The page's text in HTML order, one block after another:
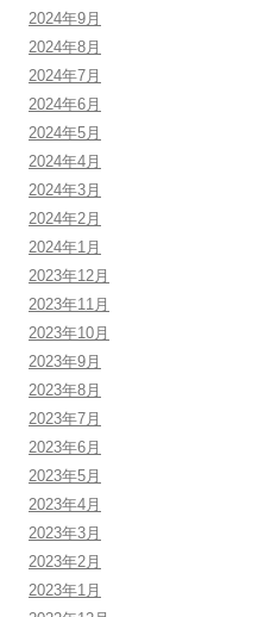
2024年9月
2024年8月
2024年7月
2024年6月
2024年5月
2024年4月
2024年3月
2024年2月
2024年1月
2023年12月
2023年11月
2023年10月
2023年9月
2023年8月
2023年7月
2023年6月
2023年5月
2023年4月
2023年3月
2023年2月
2023年1月